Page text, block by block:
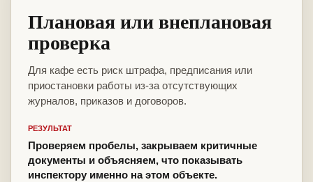
Плановая или внеплановая
проверка
Для кафе есть риск штрафа, предписания или
приостановки работы из-за отсутствующих
журналов, приказов и договоров.
РЕЗУЛЬТАТ
Проверяем пробелы, закрываем критичные
документы и объясняем, что показывать
инспектору именно на этом объекте.